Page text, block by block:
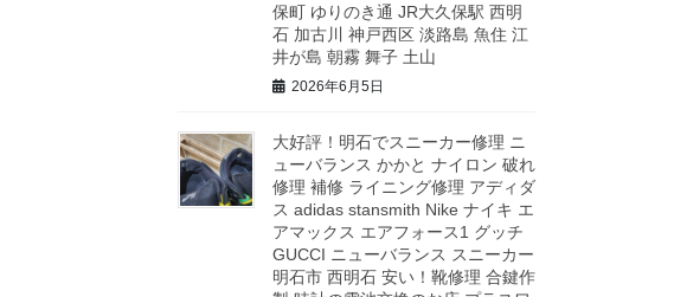
保町 ゆりのき通 JR大久保駅 西明
石 加古川 神戸西区 淡路島 魚住 江
井が島 朝霧 舞子 土山
2026年6月5日
大好評！明石でスニーカー修理 ニ
ューバランス かかと ナイロン 破れ
修理 補修 ライニング修理 アディダ
ス adidas stansmith Nike ナイキ エ
アマックス エアフォース1 グッチ
GUCCI ニューバランス スニーカー
明石市 西明石 安い！靴修理 合鍵作